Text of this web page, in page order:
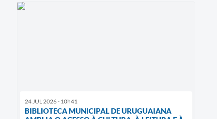
24 JUL 2026 - 10h41
BIBLIOTECA MUNICIPAL DE URUGUAIANA